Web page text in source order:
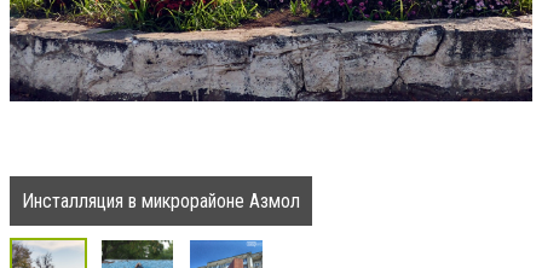
Инсталляция в микрорайоне Азмол